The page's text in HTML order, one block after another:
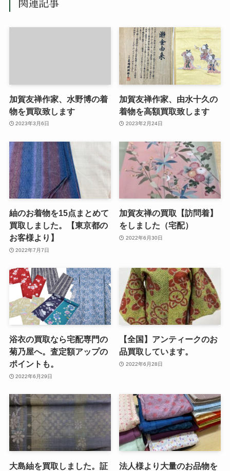
関連記事
加賀友禅作家、水野博の着
物を買取致します
2023年3月6日
加賀友禅作家、由水十久の
着物を高額買取致します
2023年2月24日
紬のお着物を15点まとめて
買取しました。【東京都の
お客様より】
2022年7月7日
加賀友禅の買取【訪問着】
をしました（宅配）
2022年6月30日
浴衣の買取なら宅配専門の
菊乃屋へ。査定額アップの
ポイントも。
2022年6月29日
【全国】アンティークのお
品買取しています。
2022年6月28日
大島紬を買取しました。証
法人様より大量のお品物を